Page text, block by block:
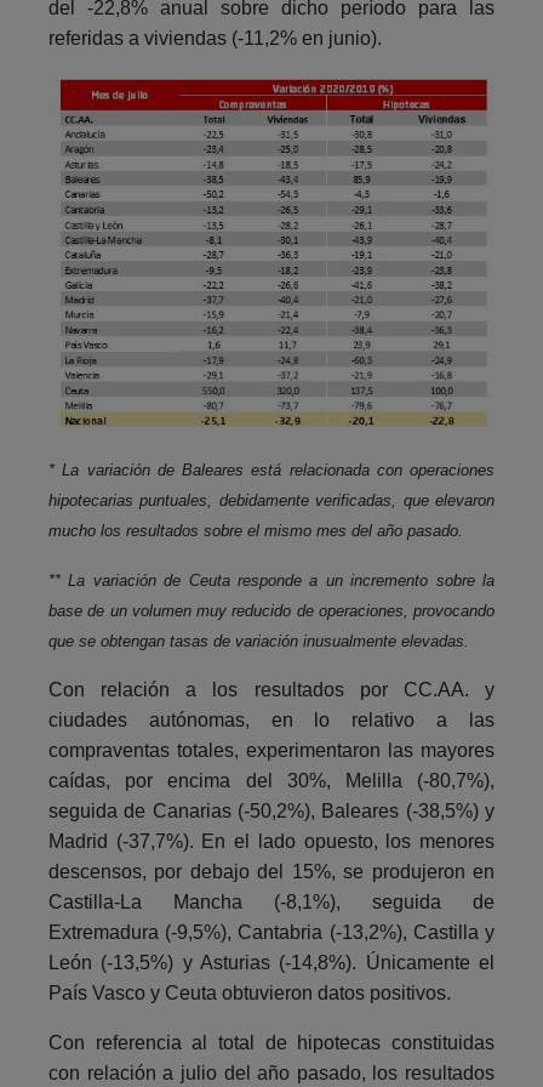
del -22,8% anual sobre dicho período para las
referidas a viviendas (-11,2% en junio).
* La variación de Baleares está relacionada con operaciones
hipotecarias puntuales, debidamente verificadas, que elevaron
mucho los resultados sobre el mismo mes del año pasado.
** La variación de Ceuta responde a un incremento sobre la
base de un volumen muy reducido de operaciones, provocando
que se obtengan tasas de variación inusualmente elevadas.
Con relación a los resultados por CC.AA. y
ciudades autónomas, en lo relativo a las
compraventas totales, experimentaron las mayores
caídas, por encima del 30%, Melilla (-80,7%),
seguida de Canarias (-50,2%), Baleares (-38,5%) y
Madrid (-37,7%). En el lado opuesto, los menores
descensos, por debajo del 15%, se produjeron en
Castilla-La Mancha (-8,1%), seguida de
Extremadura (-9,5%), Cantabria (-13,2%), Castilla y
León (-13,5%) y Asturias (-14,8%). Únicamente el
País Vasco y Ceuta obtuvieron datos positivos.
Con referencia al total de hipotecas constituidas
con relación a julio del año pasado, los resultados